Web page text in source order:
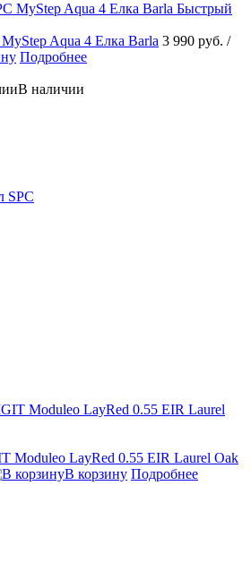
Быстрый
Aqua 4 Елка Barla 3 990 руб. /
Подробнее
В наличии
SPC
Moduleo LayRed 0.55 EIR Laurel Oak
В корзину Подробнее